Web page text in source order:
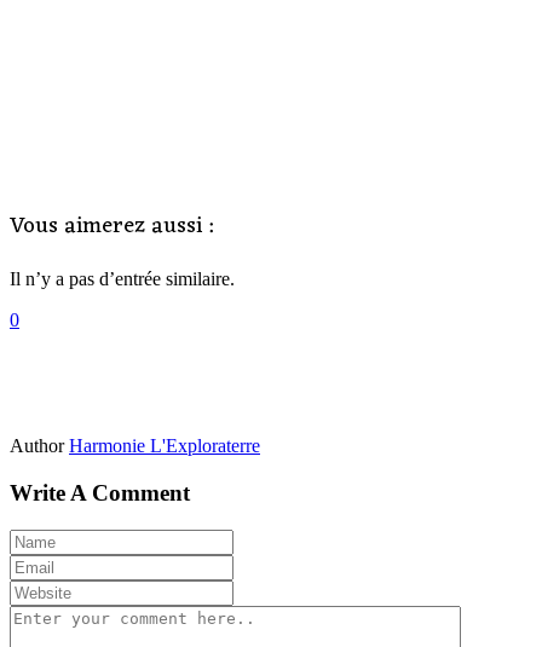
Vous aimerez aussi :
Il n’y a pas d’entrée similaire.
0
Author Harmonie L'Exploraterre
Write A Comment